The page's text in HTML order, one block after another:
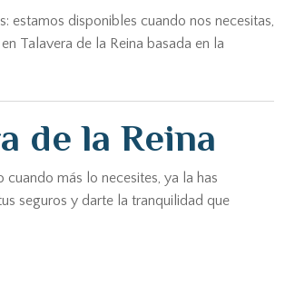
estamos disponibles cuando nos necesitas,
Talavera de la Reina basada en la
de la Reina
más lo necesites, ya la has
seguros y darte la tranquilidad que